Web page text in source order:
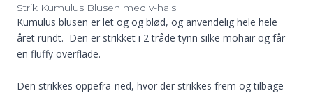
Strik Kumulus Blusen med v-hals
Kumulus blusen er let og og blød, og anvendelig hele hele
året rundt. Den er strikket i 2 tråde tynn silke mohair og får
en fluffy overflade.
Den strikkes oppefra-ned, hvor der strikkes frem og tilbage